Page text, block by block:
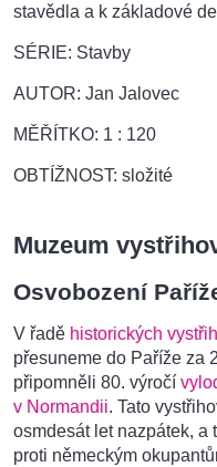
stavědla a k základové
SÉRIE: Stavby
AUTOR: Jan Jalovec
MĚŘÍTKO: 1 : 120
OBTÍŽNOST: složité
Muzeum
Osvobození
V řadě historických
přesuneme do Paříže za
připomněli 80. výročí
v Normandii. Tato
osmdesát let nazpátek, a
proti německým